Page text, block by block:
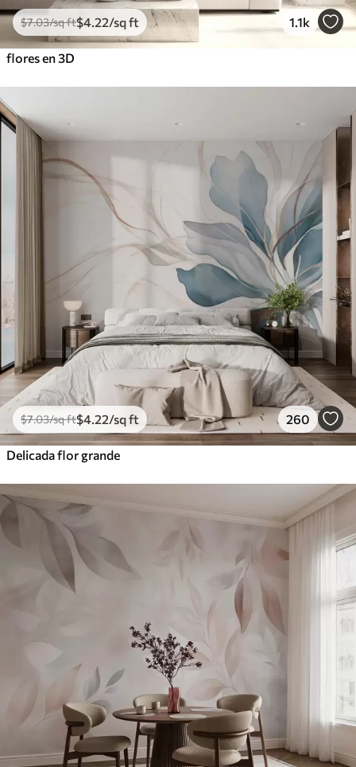
$7.03/sq ft$4 .22/sq ft 1.1k
flores en 3D
$7.03/sq ft$4 .22/sq ft 260
Delicada flor grande